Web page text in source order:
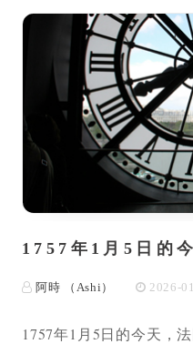
1757年1月5日的
阿時 （Ashi） 2026-
1757年1月5日的今天，